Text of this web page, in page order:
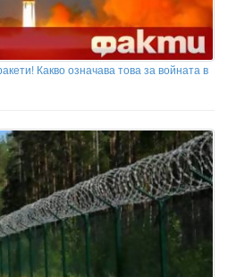
Какво означава това за войната в